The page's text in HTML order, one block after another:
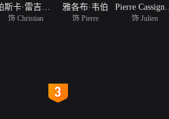
饰 Christian
雅各布·韦伯
饰 Pierre 饰 Julien